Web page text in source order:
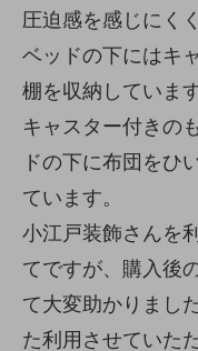
圧迫感を感じにく
ベッドの下にはキ
棚を収納していま
キャスター付きの
ドの下に布団をひ
ています。
小江戸装飾さんを
てですが、購入後
て大変助かりまし
た利用させていた